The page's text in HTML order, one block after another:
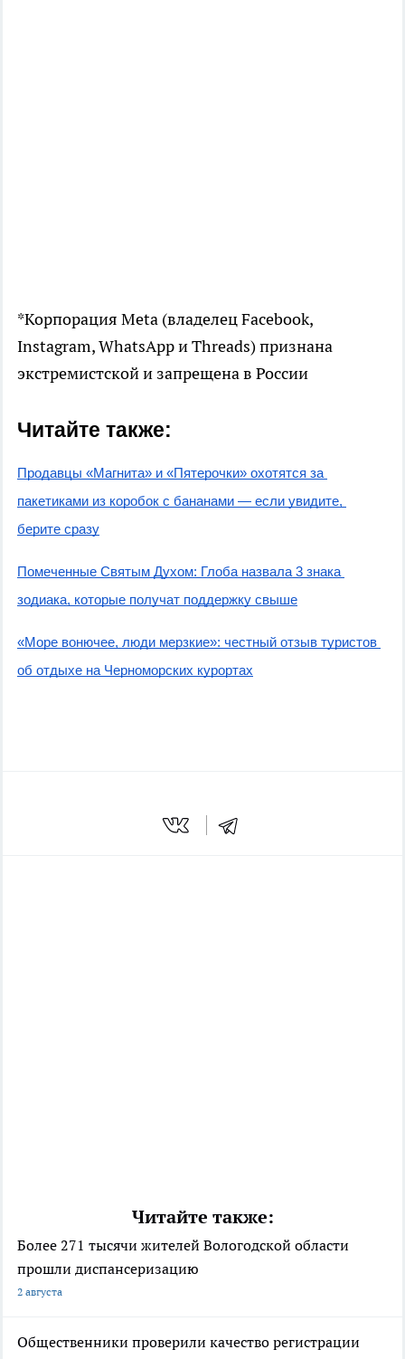
*Корпорация Meta (владелец Facebook,
Instagram, WhatsApp и Threads) признана
экстремистской и запрещена в России
Читайте также:
Продавцы «Магнита» и «Пятерочки» охотятся за
пакетиками из коробок с бананами — если увидите,
берите сразу
Помеченные Святым Духом: Глоба назвала 3 знака
зодиака, которые получат поддержку свыше
«Море вонючее, люди мерзкие»: честный отзыв туристов
об отдыхе на Черноморских курортах
Читайте также:
Более 271 тысячи жителей Вологодской области
прошли диспансеризацию
2 августа
Общественники проверили качество регистрации